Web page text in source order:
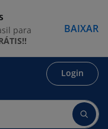
Login
para
BAIXAR